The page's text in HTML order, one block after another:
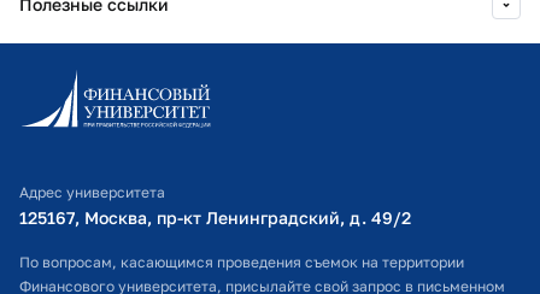
Полезные ссылки
Информационно-образовательный портал
Личный кабинет поступающего
Оплата обучения
Расписание занятий
Адрес университета
125167, Москва, пр-кт Ленинградский, д. 49/2​
По вопросам, касающимся проведения съемок на территории
Финансового университета, присылайте свой запрос в письменном